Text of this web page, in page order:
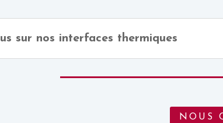
sur nos interfaces thermiques
NOUS